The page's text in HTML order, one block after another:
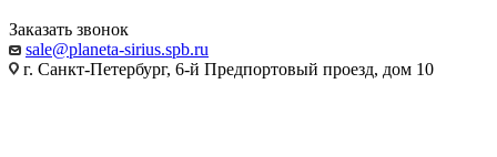
Заказать звонок
sale@planeta-sirius.spb.ru
г. Санкт-Петербург, 6-й Предпортовый проезд, дом 10